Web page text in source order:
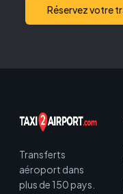
Réservez votre
Transferts
aéroport dans
plus de 150 pays.